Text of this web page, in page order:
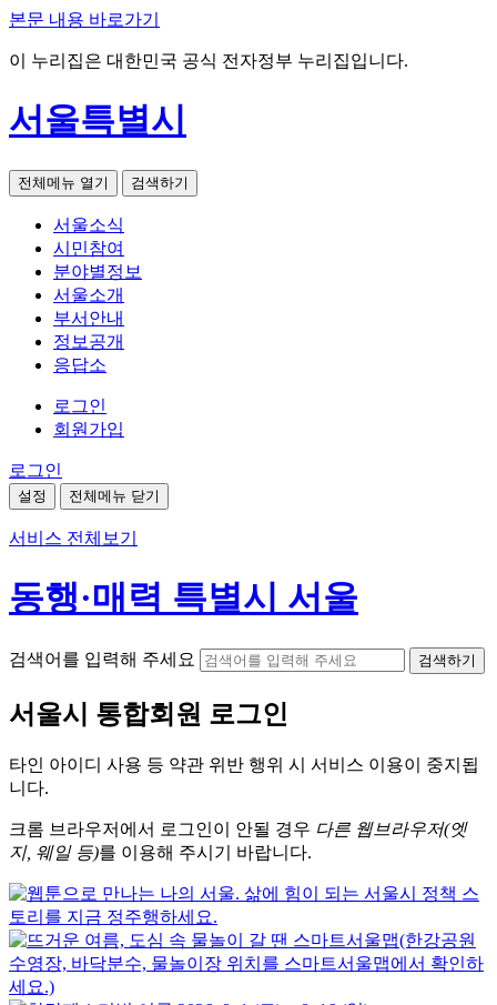
본문 내용 바로가기
이 누리집은 대한민국 공식 전자정부 누리집입니다.
서울특별시
전체메뉴 열기 검색하기
서울소식
시민참여
분야별정보
서울소개
부서안내
정보공개
응답소
로그인
회원가입
로그인
설정 전체메뉴 닫기
서비스 전체보기
동행·매력 특별시 서울
검색어를 입력해 주세요 검색하기
서울시 통합회원 로그인
타인 아이디 사용 등 약관 위반 행위 시 서비스 이용이 중지됩
니다.
크롬 브라우저에서 로그인이 안될 경우 다른 웹브라우저(엣
지, 웨일 등)를 이용해 주시기 바랍니다.